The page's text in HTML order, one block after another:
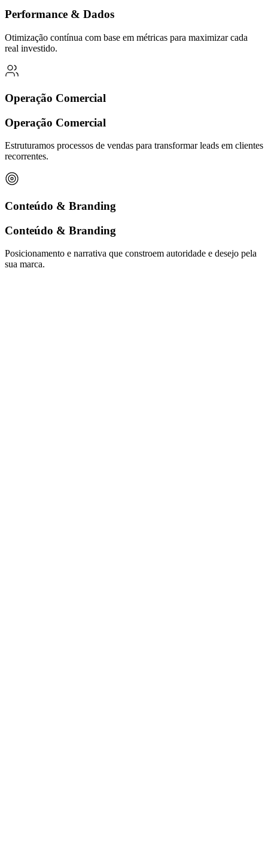
Performance & Dados
Otimização contínua com base em métricas para maximizar cada
real investido.
Operação Comercial
Operação Comercial
Estruturamos processos de vendas para transformar leads em clientes
recorrentes.
Conteúdo & Branding
Conteúdo & Branding
Posicionamento e narrativa que constroem autoridade e desejo pela
sua marca.